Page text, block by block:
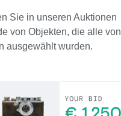
Sie in unseren Auktionen
von Objekten, die alle von
ausgewählt wurden.